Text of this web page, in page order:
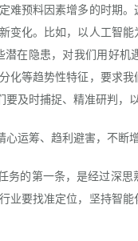
预料因素增多的时期
化。比如，以人工智
在隐患，对我们用好
等趋势性特征，要求
及时捕捉、精准研判，
筹、趋利避害，不断
的第一条，是经过深
要找准定位，坚持智能